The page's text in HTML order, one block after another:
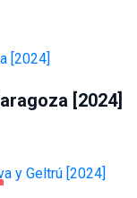
[2024]